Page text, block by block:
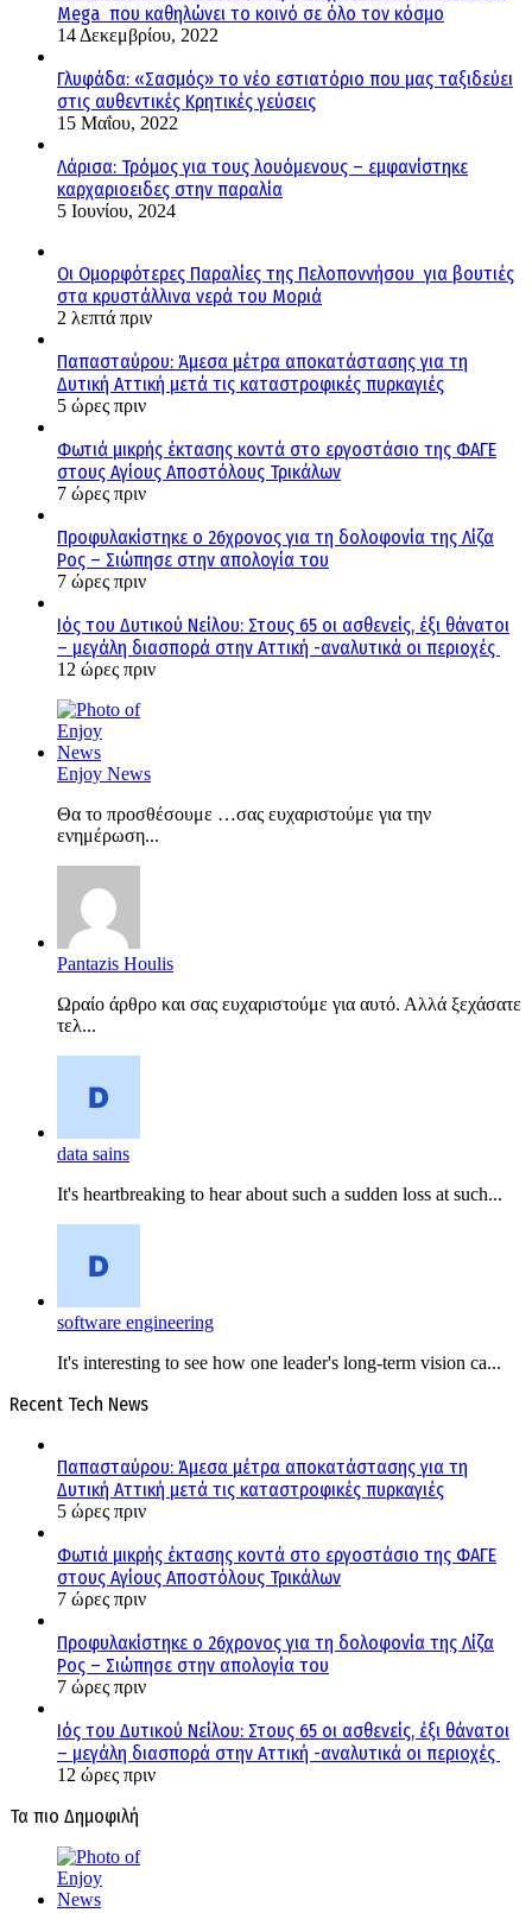
Mega που καθηλώνει το κοινό σε όλο τον κόσμο
14 Δεκεμβρίου, 2022
Γλυφάδα: «Σασμός» το νέο εστιατόριο που μας ταξιδεύει
στις αυθεντικές Κρητικές γεύσεις
15 Μαΐου, 2022
Λάρισα: Τρόμος για τους λουόμενους – εμφανίστηκε
καρχαριοειδες στην παραλία
5 Ιουνίου, 2024
Οι Ομορφότερες Παραλίες της Πελοποννήσου για βουτιές
στα κρυστάλλινα νερά του Μοριά
2 λεπτά πριν
Παπασταύρου: Άμεσα μέτρα αποκατάστασης για τη
Δυτική Αττική μετά τις καταστροφικές πυρκαγιές
5 ώρες πριν
Φωτιά μικρής έκτασης κοντά στο εργοστάσιο της ΦΑΓΕ
στους Αγίους Αποστόλους Τρικάλων
7 ώρες πριν
Προφυλακίστηκε ο 26χρονος για τη δολοφονία της Λίζα
Ρος – Σιώπησε στην απολογία του
7 ώρες πριν
Ιός του Δυτικού Νείλου: Στους 65 οι ασθενείς, έξι θάνατοι
– μεγάλη διασπορά στην Αττική -αναλυτικά οι περιοχές
12 ώρες πριν
Enjoy News
Θα το προσθέσουμε …σας ευχαριστούμε για την
ενημέρωση...
Pantazis Houlis
Ωραίο άρθρο και σας ευχαριστούμε για αυτό. Αλλά ξεχάσατε
τελ...
data sains
It's heartbreaking to hear about such a sudden loss at such...
software engineering
It's interesting to see how one leader's long-term vision ca...
Recent Tech News
Παπασταύρου: Άμεσα μέτρα αποκατάστασης για τη
Δυτική Αττική μετά τις καταστροφικές πυρκαγιές
5 ώρες πριν
Φωτιά μικρής έκτασης κοντά στο εργοστάσιο της ΦΑΓΕ
στους Αγίους Αποστόλους Τρικάλων
7 ώρες πριν
Προφυλακίστηκε ο 26χρονος για τη δολοφονία της Λίζα
Ρος – Σιώπησε στην απολογία του
7 ώρες πριν
Ιός του Δυτικού Νείλου: Στους 65 οι ασθενείς, έξι θάνατοι
– μεγάλη διασπορά στην Αττική -αναλυτικά οι περιοχές
12 ώρες πριν
Τα πιο Δημοφιλή